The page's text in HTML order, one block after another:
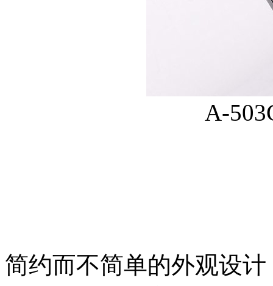
A-
简约而不简单的外观设